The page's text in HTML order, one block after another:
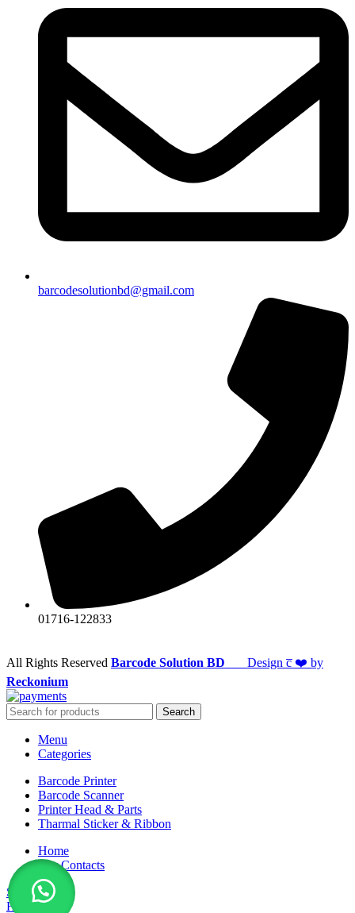
barcodesolutionbd@gmail.com
01716-122833
All Rights Reserved Barcode Solution BD Design c̅ ❤️ by
Reckonium
Search
Menu
Categories
Barcode Printer
Barcode Scanner
Printer Head & Parts
Tharmal Sticker & Ribbon
Home
Our Contacts
Sidebar
Home